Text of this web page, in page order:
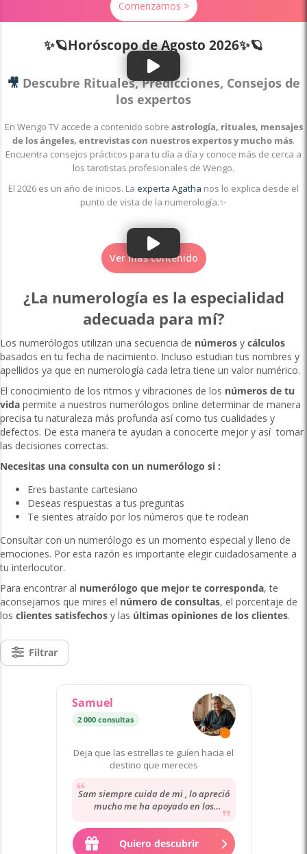
Comenzamos >
✨🪐Horóscopo deAgosto 2026✨🪐
🎥 Descubre Rituales, Predicciones, Consejos de
los expertos
En Wengo TV accede a contenido sobre astrología, rituales, mensajes
de los ángeles, entrevistas con nuestros expertos y mucho más.
Encuentra consejos prácticos para tu día a día y conoce más de cerca a
los tarotistas profesionales de Wengo.
El 2026 es un año de inicios. La experta Agatha nos lo explica desde el
punto de vista de la numerología.✨
Ver más contenido
¿La numerología es la especialidad
adecuada para mí?
Los numerólogos utilizan una secuencia de números y cálculos
basados en tu fecha de nacimiento. Incluso estudian tus nombres y
apellidos ya que en numerología cada letra tiene un valor numérico.
El conocimiento de los ritmos y vibraciones de los números de tu
vida permite a nuestros numerólogos online determinar de manera
precisa tu naturaleza más profunda así como tus cualidades y
defectos. De esta manera te ayudan a conocerte mejor y así tomar
las decisiones correctas.
Necesitas una consulta con un numerólogo si :
Eres bastante cartesiano
Deseas respuestas a tus preguntas
Te sientes atraído por los números que te rodean
Consultar con un numerólogo es un momento especial y lleno de
emociones. Por esta razón es importante elegir cuidadosamente a
tu interlocutor.
Para encontrar al numerólogo que mejor te corresponda, te
aconsejamos que mires el número de consultas, el porcentaje de
los clientes satisfechos y las últimas opiniones de los clientes.
Filtrar
Samuel
2 000 consultas
Deja que las estrellas te guíen hacia el
destino que mereces
Sam siempre cuida de mi , lo apreció
mucho me ha apoyado en los
momentos más difíciles de mi vida ,
su orientación...
Quiero descubrir